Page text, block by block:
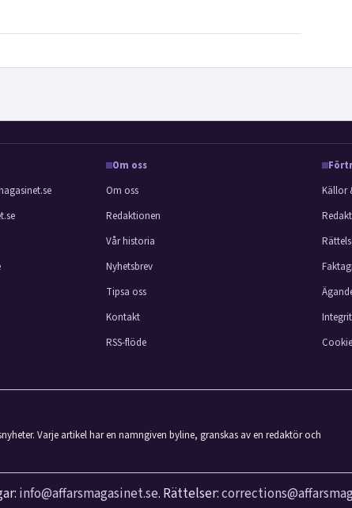
Om oss
Om oss
Redaktionen
Vår historia
Nyhetsbrev
Tipsa oss
Kontakt
RSS-flöde
Källor
Varje artikel har en namngiven byline, granskas av en redaktör och
info@affarsmagasinet.se. Rättelser: